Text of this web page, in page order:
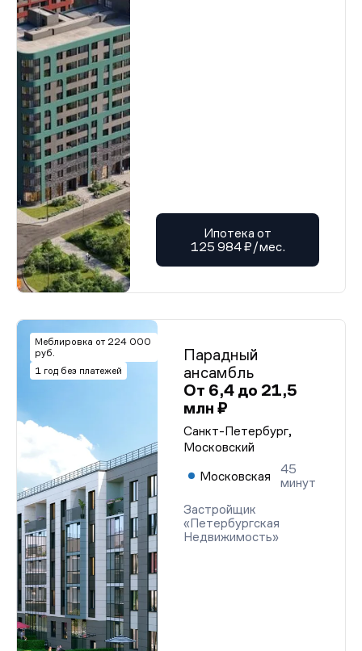
Ипотека от
125 984 ₽/мес.
Меблировка от 224 000
руб.
1 год без платежей
Парадный
ансамбль
От 6,4 до 21,5
млн ₽
Санкт-Петербург,
Московский
Московская
45
минут
Застройщик
«Петербургская
Недвижимость»